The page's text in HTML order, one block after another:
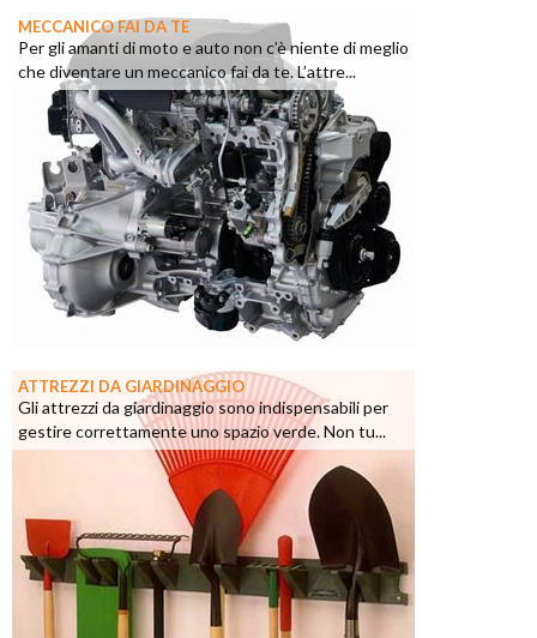
MECCANICO FAI DA TE
Per gli amanti di moto e auto non c’è niente di meglio
che diventare un meccanico fai da te. L’attre...
ATTREZZI DA GIARDINAGGIO
Gli attrezzi da giardinaggio sono indispensabili per
gestire correttamente uno spazio verde. Non tu...